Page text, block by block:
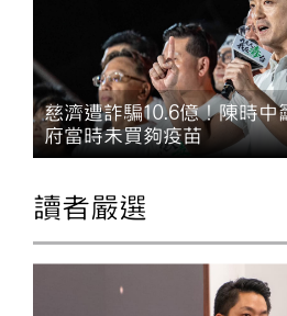
慈濟遭詐騙10.6億！陳時
府當時未買夠疫苗
讀者嚴選